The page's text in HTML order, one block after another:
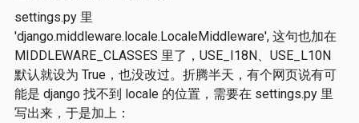
settings.py 里
'django.middleware.locale.LocaleMiddleware', 这句也加在
MIDDLEWARE_CLASSES 里了，USE_I18N、USE_L10N
默认就设为 True，也没改过。折腾半天，有个网页说有可
能是 django 找不到 locale 的位置，需要在 settings.py 里
写出来，于是加上：